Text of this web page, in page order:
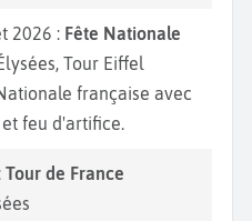
2026 : Fête Nationale
Tour Eiffel
française avec
feu d'artifice.
Tour de France